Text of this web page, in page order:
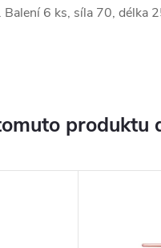
6 ks, síla 70, délka
produktu